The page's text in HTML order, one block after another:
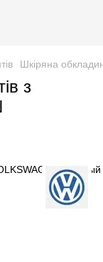
Шкіряна
з